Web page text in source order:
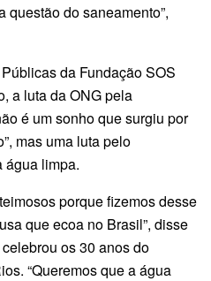
do saneamento”,
da Fundação SOS
a luta da ONG pela
é um sonho que surgiu por
mas uma luta pelo
água limpa.
porque fizemos desse
que ecoa no Brasil”, disse
os 30 anos do
“Queremos que a água